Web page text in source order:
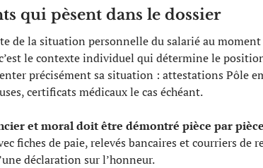
qui pèsent dans le dossier
de la situation personnelle du salarié au moment
le contexte individuel qui détermine le
précisément sa situation : attestations Pôle
certificats médicaux le cas échéant.
et moral doit être démontré pièce par pièce
fiches de paie, relevés bancaires et courriers de
déclaration sur l’honneur.